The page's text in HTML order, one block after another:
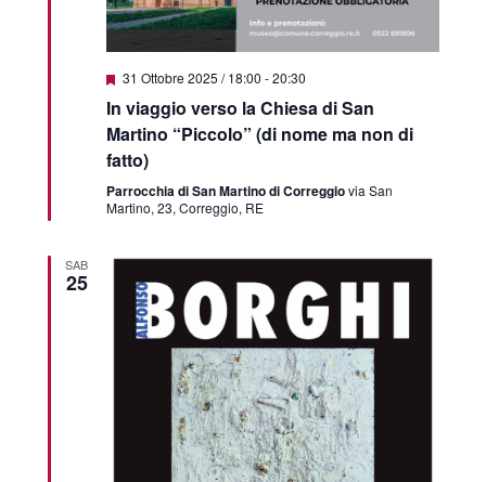
Featured
31 Ottobre 2025 / 18:00 -20:30
In viaggio verso la Chiesa di San
Martino “Piccolo” (di nome ma non di
fatto)
Parrocchia di San Martino di Correggiovia San
Martino, 23, Correggio, RE
SAB
25